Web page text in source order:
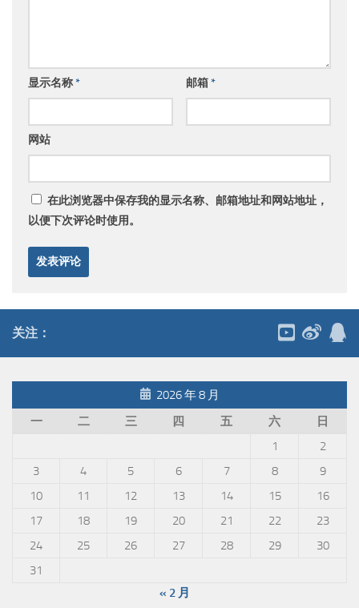
显示名称* 邮箱*
网站
在此浏览器中保存我的显示名称、邮箱地址和网站地址，
以便下次评论时使用。
关注：
2026 年 8 月
一
二 三 四 五 六
日
1
2
3
4 5 6 7 8
9
10
11 12 13 14 15
16
17
18 19 20 21 22
23
24
25 26 27 28 29
30
31
« 2 月